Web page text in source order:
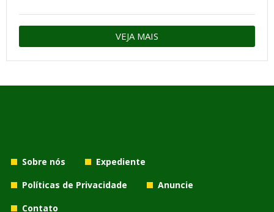
VEJA MAIS
Sobre nós
Expediente
Políticas de Privacidade
Anuncie
Contato